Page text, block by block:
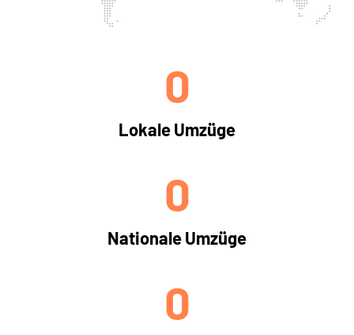
Lokale Umzüge
0
Nationale Umzüge
0
0